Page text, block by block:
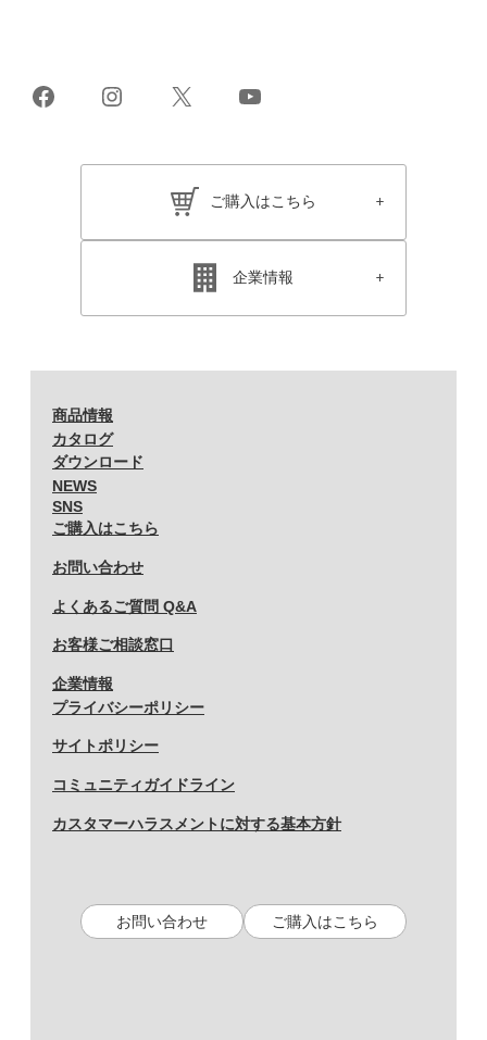
FacebookInstagram
X YouTube
ご購入はこちら
企業情報
商品情報
カタログ
ダウンロード
NEWS
SNS
ご購入はこちら
お問い合わせ
よくあるご質問 Q&A
お客様ご相談窓口
企業情報
プライバシーポリシー
サイトポリシー
コミュニティガイドライン
カスタマーハラスメントに対する基本方針
お問い合わせ ご購入はこちら